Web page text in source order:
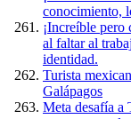
conocimiento,
¡Increíble
al faltar al
identidad.
Turista
Galápagos
Meta desafía a